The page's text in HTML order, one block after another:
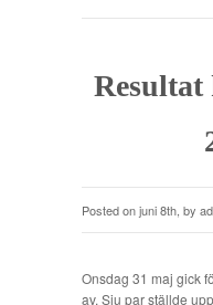
Resultat
Posted on juni 8th, by
Onsdag 31 maj gick
av. Sju par ställde